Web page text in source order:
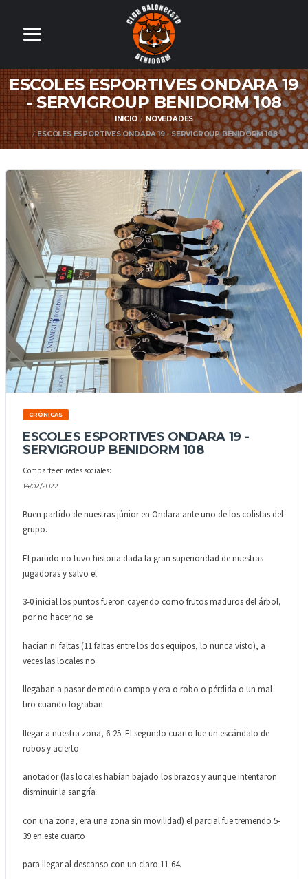
ESCOLES ESPORTIVES ONDARA 19
- SERVIGROUP BENIDORM 108
INICIO
NOVEDADES
ESCOLES ESPORTIVES ONDARA 19 - SERVIGROUP BENIDORM 108
CRÓNICAS
ESCOLES ESPORTIVES ONDARA 19 -
SERVIGROUP BENIDORM 108
Comparte en redes sociales:
14/02/2022
Buen partido de nuestras júnior en Ondara ante uno de los colistas del
grupo.
El partido no tuvo historia dada la gran superioridad de nuestras
jugadoras y salvo el
3-0 inicial los puntos fueron cayendo como frutos maduros del árbol,
por no hacer no se
hacían ni faltas (11 faltas entre los dos equipos, lo nunca visto), a
veces las locales no
llegaban a pasar de medio campo y era o robo o pérdida o un mal
tiro cuando lograban
llegar a nuestra zona, 6-25. El segundo cuarto fue un escándalo de
robos y acierto
anotador (las locales habían bajado los brazos y aunque intentaron
disminuir la sangría
con una zona, era una zona sin movilidad) el parcial fue tremendo 5-
39 en este cuarto
para llegar al descanso con un claro 11-64.